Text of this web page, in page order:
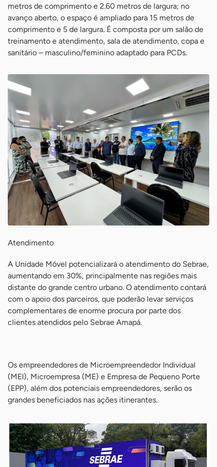
metros de comprimento e 2.60 metros de largura; no
avanço aberto, o espaço é ampliado para 15 metros de
comprimento e 5 de largura. É composta por um salão de
treinamento e atendimento, sala de atendimento, copa e
sanitário – masculino/feminino adaptado para PCDs.
Atendimento
A Unidade Móvel potencializará o atendimento do Sebrae,
aumentando em 30%, principalmente nas regiões mais
distante do grande centro urbano. O atendimento contará
com o apoio dos parceiros, que poderão levar serviços
complementares de enorme procura por parte dos
clientes atendidos pelo Sebrae Amapá.
Os empreendedores de Microempreendedor Individual
(MEI), Microempresa (ME) e Empresa de Pequeno Porte
(EPP), além dos potenciais empreendedores, serão os
grandes beneficiados nas ações itinerantes.